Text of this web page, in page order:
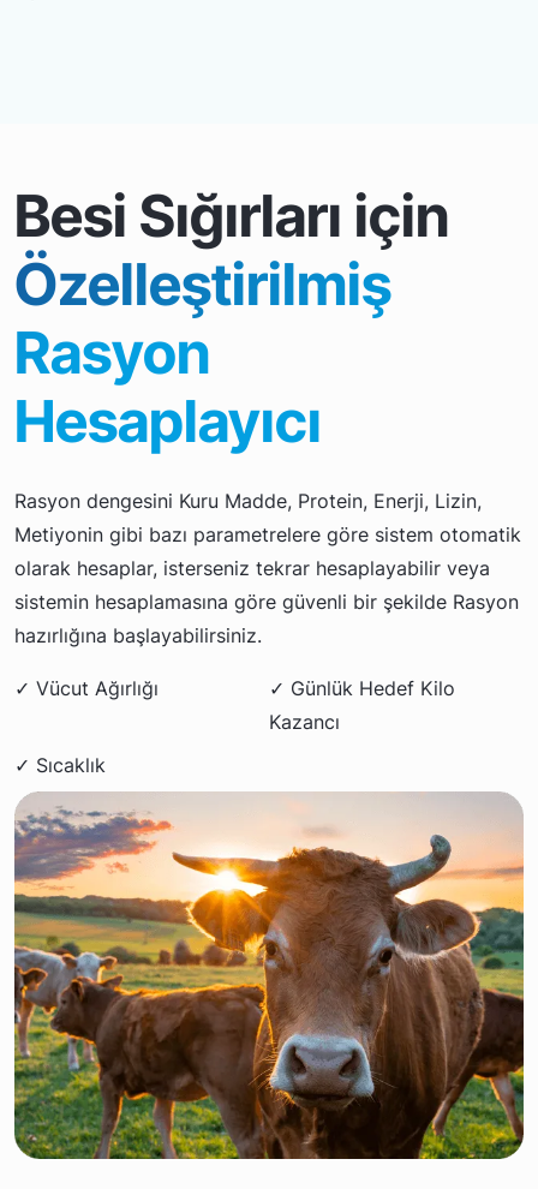
Besi Sığırları için
Özelleştirilmiş
Rasyon
Hesaplayıcı
Rasyon dengesini Kuru Madde, Protein, Enerji, Lizin,
Metiyonin gibi bazı parametrelere göre sistem otomatik
olarak hesaplar, isterseniz tekrar hesaplayabilir veya
sistemin hesaplamasına göre güvenli bir şekilde Rasyon
hazırlığına başlayabilirsiniz.
✓ Vücut Ağırlığı
✓ Günlük Hedef Kilo
Kazancı
✓ Sıcaklık